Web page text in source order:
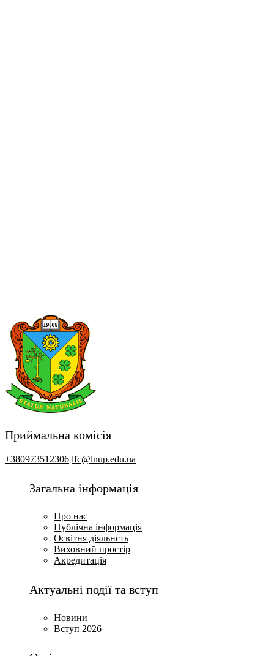
Приймальна комісія
+380973512306 lfc@lnup.edu.ua
Загальна інформація
Про нас
Публічна інформація
Освітня діяльнсть
Виховний простір
Акредитація
Актуальні події та вступ
Новини
Вступ 2026